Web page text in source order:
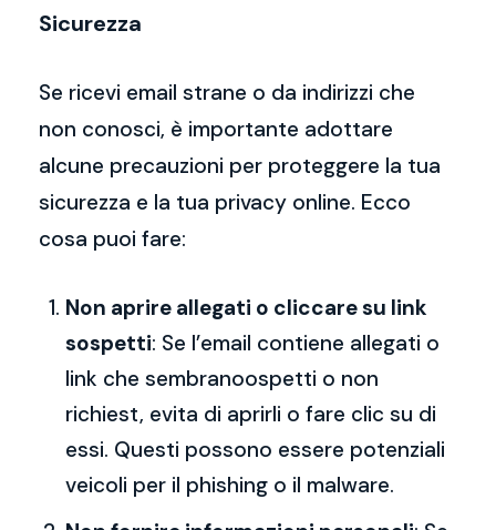
Sicurezza
Se ricevi email strane o da indirizzi che
non conosci, è importante adottare
alcune precauzioni per proteggere la tua
sicurezza e la tua privacy online. Ecco
cosa puoi fare:
Non aprire allegati o cliccare su link
sospetti: Se l’email contiene allegati o
link che sembranoospetti o non
richiest, evita di aprirli o fare clic su di
essi. Questi possono essere potenziali
veicoli per il phishing o il malware.